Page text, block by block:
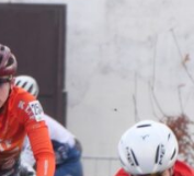
Lubuskie
Warte
Zachodu